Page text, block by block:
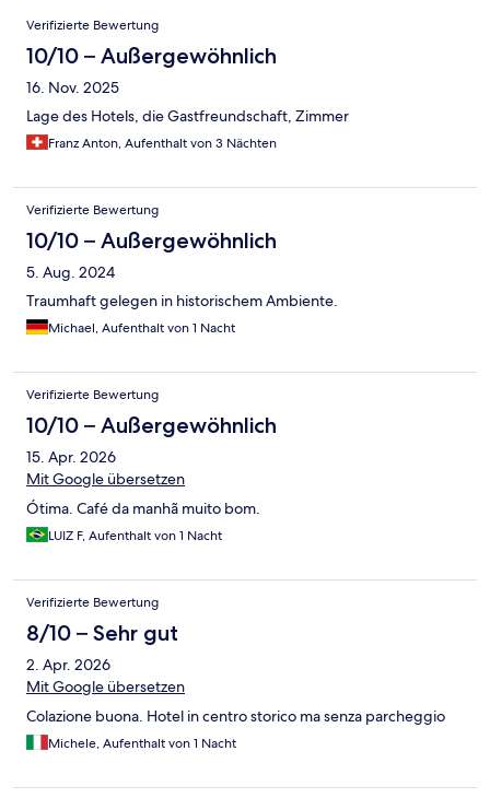
Bewertungen
Verifizierte Bewertung
10/10 – Außergewöhnlich
16. Nov. 2025
Lage des Hotels, die Gastfreundschaft, Zimmer
Franz Anton, Aufenthalt von 3 Nächten
Verifizierte Bewertung
10/10 – Außergewöhnlich
5. Aug. 2024
Traumhaft gelegen in historischem Ambiente.
Michael, Aufenthalt von 1 Nacht
Verifizierte Bewertung
10/10 – Außergewöhnlich
15. Apr. 2026
Mit Google übersetzen
Ótima. Café da manhã muito bom.
LUIZ F, Aufenthalt von 1 Nacht
Verifizierte Bewertung
8/10 – Sehr gut
2. Apr. 2026
Mit Google übersetzen
Colazione buona. Hotel in centro storico ma senza parcheggio
Michele, Aufenthalt von 1 Nacht